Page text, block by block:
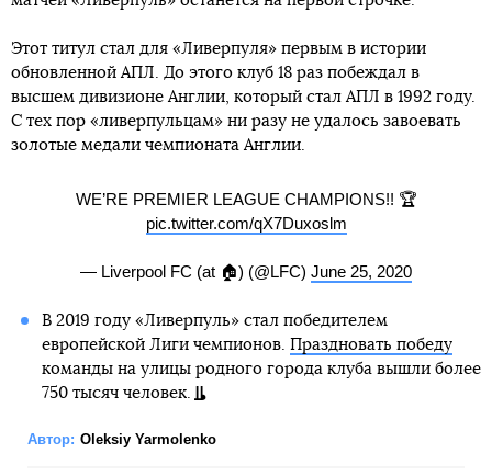
Этот титул стал для «Ливерпуля» первым в истории
обновленной АПЛ. До этого клуб 18 раз побеждал в
высшем дивизионе Англии, который стал АПЛ в 1992 году.
С тех пор «ливерпульцам» ни разу не удалось завоевать
золотые медали чемпионата Англии.
WE’RE PREMIER LEAGUE CHAMPIONS!! 🏆
pic.twitter.com/qX7Duxoslm
— Liverpool FC (at 🏠) (@LFC) June 25, 2020
В 2019 году «Ливерпуль» стал победителем
европейской Лиги чемпионов. Праздновать победу
команды на улицы родного города клуба вышли более
750 тысяч человек.
Автор: Oleksiy Yarmolenko